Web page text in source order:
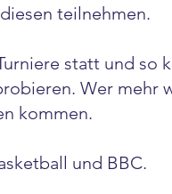
teilnehmen.
statt und so
Wer mehr
kommen.
und BBC.